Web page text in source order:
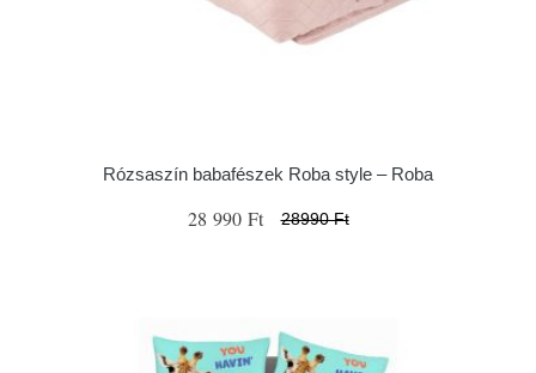
Rózsaszín babafészek Roba style – Roba
28 990 Ft 28990 Ft